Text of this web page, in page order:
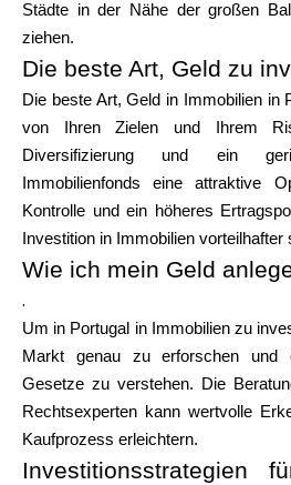
Städte in der Nähe der großen
ziehen.
Die beste Art, Geld zu
Die beste Art, Geld in Immobilien in
von Ihren Zielen und Ihrem
Diversifizierung und ein
Immobilienfonds eine attraktive
Kontrolle und ein höheres
Investition in Immobilien vorteilhafter
Wie ich mein Geld
.
Um in Portugal in Immobilien zu
Markt genau zu erforschen und
Gesetze zu verstehen. Die
Rechtsexperten kann wertvolle
Kaufprozess erleichtern.
Investitionsstrategien